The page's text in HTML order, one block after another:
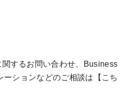
するお問い合わせ、Business
ーションなどのご相談は 【こち